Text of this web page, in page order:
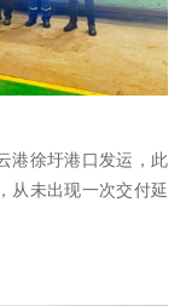
徐圩港口发运，此
从未出现一次交付延